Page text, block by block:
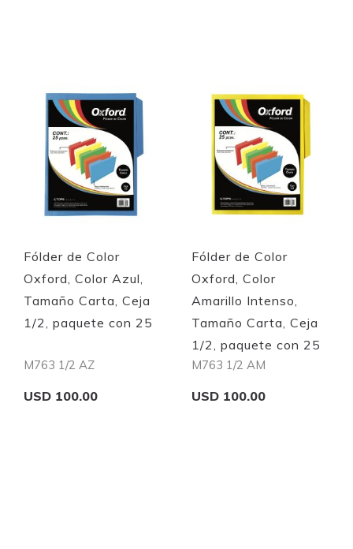
Fólder de Color
Oxford, Color Azul,
Tamaño Carta, Ceja
1/2, paquete con 25
M763 1/2 AZ
USD 100.00
Fólder de Color
Oxford, Color
Amarillo Intenso,
Tamaño Carta, Ceja
1/2, paquete con 25
M763 1/2 AM
USD 100.00